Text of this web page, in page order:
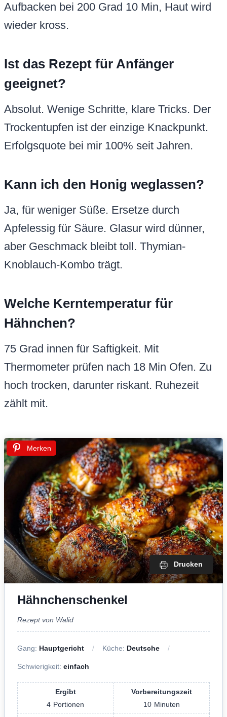
Aufbacken bei 200 Grad 10 Min, Haut wird
wieder kross.
Ist das Rezept für Anfänger
geeignet?
Absolut. Wenige Schritte, klare Tricks. Der
Trockentupfen ist der einzige Knackpunkt.
Erfolgsquote bei mir 100% seit Jahren.
Kann ich den Honig weglassen?
Ja, für weniger Süße. Ersetze durch
Apfelessig für Säure. Glasur wird dünner,
aber Geschmack bleibt toll. Thymian-
Knoblauch-Kombo trägt.
Welche Kerntemperatur für
Hähnchen?
75 Grad innen für Saftigkeit. Mit
Thermometer prüfen nach 18 Min Ofen. Zu
hoch trocken, darunter riskant. Ruhezeit
zählt mit.
Merken
Drucken
Hähnchenschenkel
Rezept von Walid
Gang: Hauptgericht Küche: Deutsche
Schwierigkeit: einfach
Ergibt
4 Portionen
Vorbereitungszeit
10 Minuten